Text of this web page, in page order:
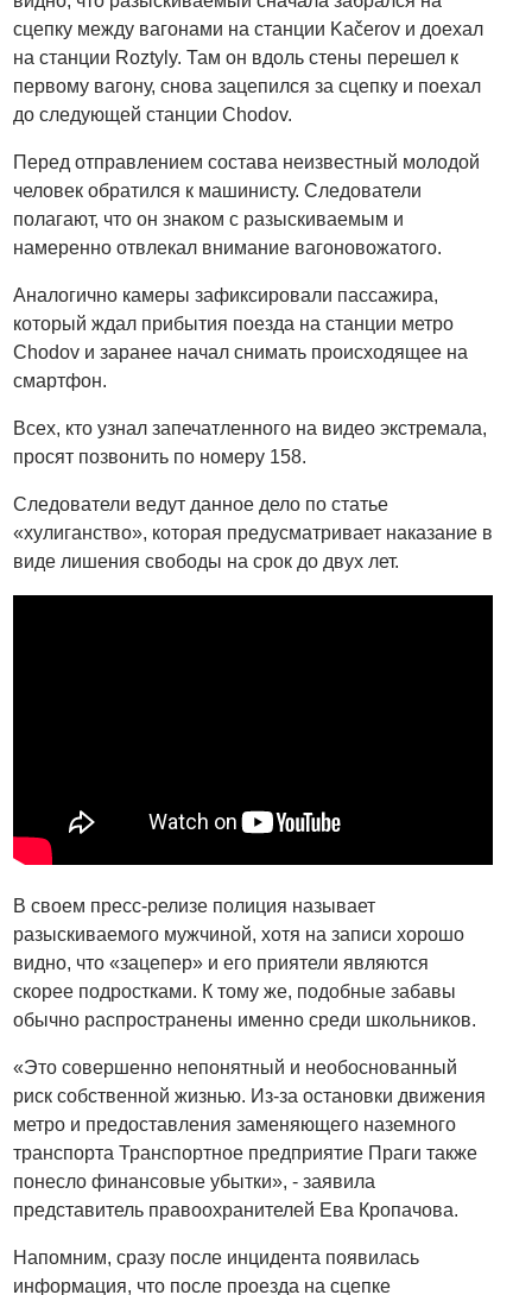
сцепку между вагонами на станции Kačerov и доехал
на станции Roztyly. Там он вдоль стены перешел к
первому вагону, снова зацепился за сцепку и поехал
до следующей станции Chodov.
Перед отправлением состава неизвестный молодой
человек обратился к машинисту. Следователи
полагают, что он знаком с разыскиваемым и
намеренно отвлекал внимание вагоновожатого.
Аналогично камеры зафиксировали пассажира,
который ждал прибытия поезда на станции метро
Chodov и заранее начал снимать происходящее на
смартфон.
Всех, кто узнал запечатленного на видео экстремала,
просят позвонить по номеру 158.
Следователи ведут данное дело по статье
«хулиганство», которая предусматривает наказание в
виде лишения свободы на срок до двух лет.
В своем пресс-релизе полиция называет
разыскиваемого мужчиной, хотя на записи хорошо
видно, что «зацепер» и его приятели являются
скорее подростками. К тому же, подобные забавы
обычно распространены именно среди школьников.
«Это совершенно непонятный и необоснованный
риск собственной жизнью. Из-за остановки движения
метро и предоставления заменяющего наземного
транспорта Транспортное предприятие Праги также
понесло финансовые убытки», - заявила
представитель правоохранителей Ева Кропачова.
Напомним, сразу после инцидента появилась
информация, что после проезда на сцепке